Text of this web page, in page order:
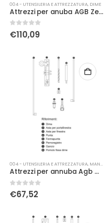
004 - UTENSILERIA E ATTREZZATURA, DIME
Attrezzi per anuba AGB Zenit Ø16
0Su 5
€110,09
004 - UTENSILERIA E ATTREZZATURA, MANUALE
Attrezzi per annuba Agb Ø11 filo
0Su 5
€67,52